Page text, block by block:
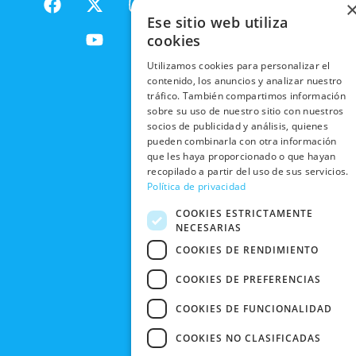
a
-
t
w
m
o
u
t
RESPONSABILIDAD
SOCIAL
TRABAJA
CON
NOSOTROS
NUESTRAS
TIENDAS
BLACK
FRIDAY
CONTACTO
ENVÍOS
RECOGIDA
EN TIENDA
DEVOLUCIONES
Y CAMBIOS
CANCELAR
PEDIDO
POLÍTICA DE
PRIVACIDAD
CONDICIONES
DE COMPRA
Ese sitio web utiliza
cookies
Utilizamos cookies para personalizar el
contenido, los anuncios y analizar nuestro
tráfico. También compartimos información
sobre su uso de nuestro sitio con nuestros
socios de publicidad y análisis, quienes
pueden combinarla con otra información
que les haya proporcionado o que hayan
recopilado a partir del uso de sus servicios.
Política de privacidad
COOKIES ESTRICTAMENTE
NECESARIAS
COOKIES DE RENDIMIENTO
COOKIES DE PREFERENCIAS
COOKIES DE FUNCIONALIDAD
COOKIES NO CLASIFICADAS